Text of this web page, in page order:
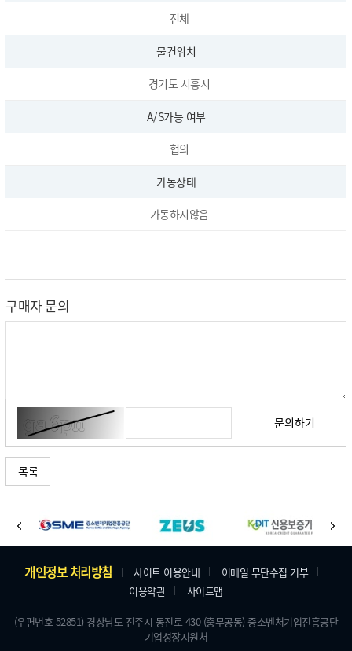
전체
물건위치
경기도 시흥시
A/S가능 여부
협의
가동상태
가동하지않음
구매자 문의
문의하기
목록
로 이
전
다
음
개인정보 처리방침 사이트 이용안내
이메일 무단수집 거부
이용약관
사이트맵
(우편번호 52851) 경상남도 진주시 동진로 430 (충무공동) 중소벤처기업진흥공단
기업성장지원처